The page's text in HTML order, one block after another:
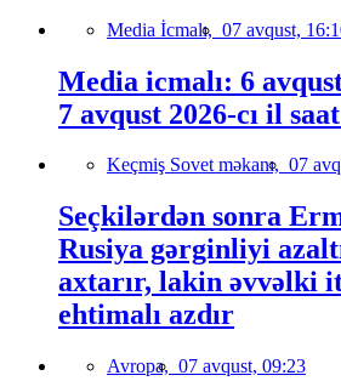
Media İcmalı, 07 avqust,
Media icmalı: 6
7 avqust 2026-cı il
Keçmiş Sovet məkanı, 07
Seçkilərdən sonra
Rusiya gərginliyi
axtarır, lakin əvvəlki
ehtimalı azdır
Avropa, 07 avqust, 09:23